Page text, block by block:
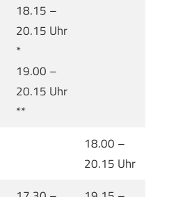
18.15 –
20.15 Uhr
*
19.00 –
20.15 Uhr
**
18.00 –
20.15 Uhr